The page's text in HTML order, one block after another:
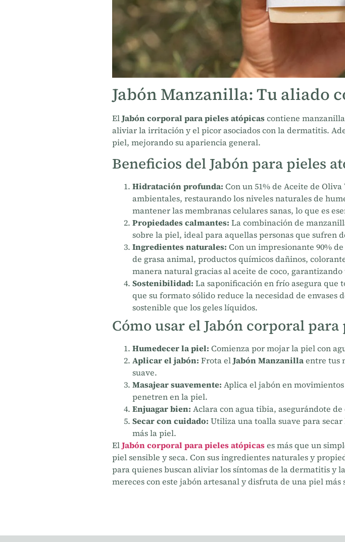
Jabón Manzanilla: Tu aliado
ElJabón corporal para pieles atópicascontiene
aliviar la irritación y el picor asociados con la dermatitis.
piel, mejorando su apariencia general.
Beneficios del Jabón para pieles
Hidratación profunda: Con un 51% de Aceite de
ambientales, restaurando los niveles naturales de
mantener las membranas celulares sanas, lo que es
Propiedades calmantes: La combinación de
sobre la piel, ideal para aquellas personas que sufren
Ingredientes naturales: Con un impresionante 90%
de grasa animal, productos químicos dañinos,
manera natural gracias al aceite de coco,
Sostenibilidad: La saponificación en frío asegura que
que su formato sólido reduce la necesidad de
sostenible que los geles líquidos.
Cómo usar el Jabón corporal para
Humedecer la piel: Comienza por mojar la piel con
Aplicar el jabón: Frota elJabón Manzanillaentre tus
suave.
Masajear suavemente: Aplica el jabón en
penetren en la piel.
Enjuagar bien: Aclara con agua tibia, asegurándote
Secar con cuidado: Utiliza una toalla suave para
más la piel.
ElJabón corporal para pieles atópicases más que un
piel sensible y seca. Con sus ingredientes naturales y
para quienes buscan aliviar los síntomas de la dermatitis y
mereces con este jabón artesanal y disfruta de una piel